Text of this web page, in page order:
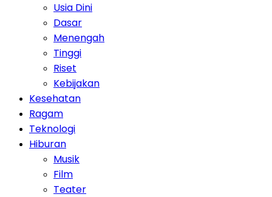
Usia Dini
Dasar
Menengah
Tinggi
Riset
Kebijakan
Kesehatan
Ragam
Teknologi
Hiburan
Musik
Film
Teater